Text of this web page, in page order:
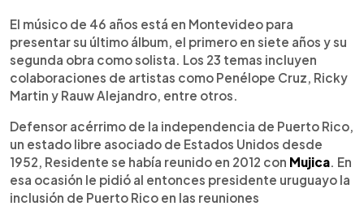
El músico de 46 años está en Montevideo para
presentar su último álbum, el primero en siete años y su
segunda obra como solista. Los 23 temas incluyen
colaboraciones de artistas como Penélope Cruz, Ricky
Martin y Rauw Alejandro, entre otros.
Defensor acérrimo de la independencia de Puerto Rico,
un estado libre asociado de Estados Unidos desde
1952, Residente se había reunido en 2012 con Mujica . En
esa ocasión le pidió al entonces presidente uruguayo la
inclusión de Puerto Rico en las reuniones